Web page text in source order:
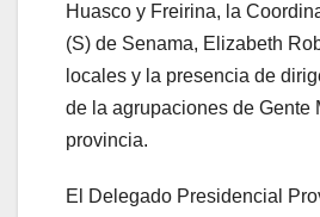
Huasco y Freirina, la
(S) de Senama, Elizabeth
locales y la presencia de
de la agrupaciones de Gente
provincia.
El Delegado Presidencial